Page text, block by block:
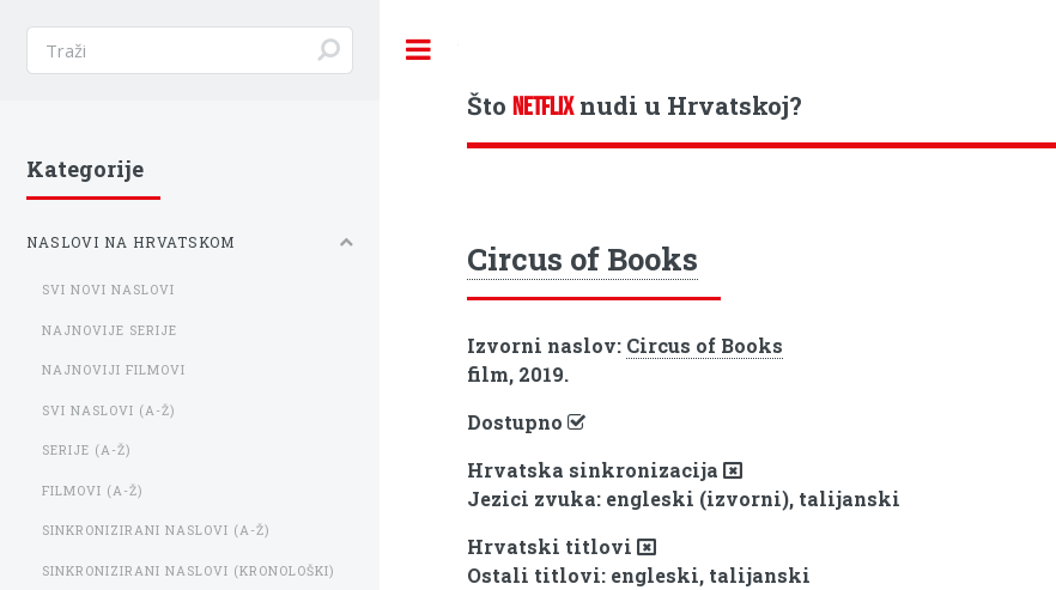
ŠtoNETFLIXnudi u Hrvatskoj?
Circus of Books
Izvorni naslov: Circus of Books
film, 2019.
Dostupno
Hrvatska sinkronizacija
Jezici zvuka: engleski (izvorni), talijanski
Hrvatski titlovi
Ostali titlovi: engleski, talijanski
Kategorije
NASLOVI NA HRVATSKOM
SVI NOVI NASLOVI
NAJNOVIJE SERIJE
NAJNOVIJI FILMOVI
SVI NASLOVI (A-Ž)
SERIJE (A-Ž)
FILMOVI (A-Ž)
SINKRONIZIRANI NASLOVI (A-Ž)
SINKRONIZIRANI NASLOVI (KRONOLOŠKI)
Toggle